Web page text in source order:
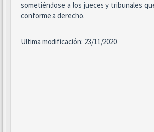
sometiéndose a los jueces y tribunales
conforme a derecho.
Ultima modificación: 23/11/2020